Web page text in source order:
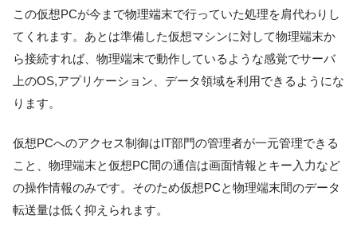
この仮想PCが今まで物理端末で行っていた処理を肩代わりし
てくれます。あとは準備した仮想マシンに対して物理端末か
ら接続すれば、物理端末で動作しているような感覚でサーバ
上のOS,アプリケーション、データ領域を利用できるようにな
ります。
仮想PCへのアクセス制御はIT部門の管理者が一元管理できる
こと、物理端末と仮想PC間の通信は画面情報とキー入力など
の操作情報のみです。そのため仮想PCと物理端末間のデータ
転送量は低く抑えられます。